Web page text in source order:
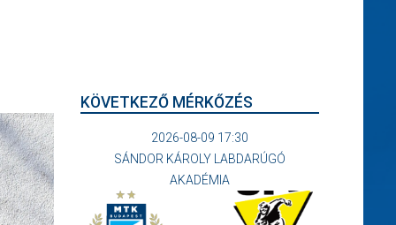
KÖVETKEZŐ MÉRKŐZÉS
2026-08-09 17:30
SÁNDOR KÁROLY LABDARÚGÓ
AKADÉMIA